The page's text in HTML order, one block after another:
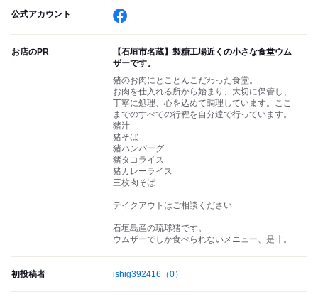
公式アカウント
お店のPR
【石垣市名蔵】製糖工場近くの小さな食堂ウム
ザーです。
猪のお肉にとことんこだわった食堂。
お肉を仕入れる所から始まり、大切に保管し、
丁寧に処理、心を込めて調理しています。ここ
までのすべての行程を自分達で行っています。
猪汁
猪そば
猪ハンバーグ
猪タコライス
猪カレーライス
三枚肉そば
テイクアウトはご相談ください
石垣島産の琉球猪です。
ウムザーでしか食べられないメニュー、是非。
初投稿者 ishig392416 （0）